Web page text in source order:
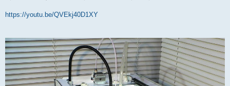
https://youtu.be/QVEkj40D1XY